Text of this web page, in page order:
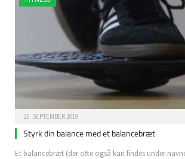
25. SEPTEMBER 2019
Styrk din balance med et balancebræt
Et balancebræt (der ofte også kan findes under